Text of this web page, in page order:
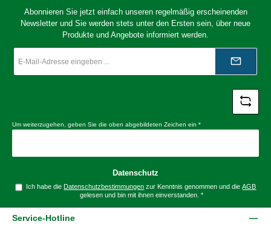
Abonnieren Sie jetzt einfach unseren regelmäßig erscheinenden
Newsletter und Sie werden stets unter den Ersten sein, über neue
Produkte und Angebote informiert werden.
Mail-
*
Um weiterzugehen, geben Sie die oben abgebildeten Zeichen ein *
Datenschutz
Ich habe dieDatenschutzbestimmungen zur Kenntnis genommen und dieAGB
gelesen und bin mit ihnen einverstanden. *
Service-Hotline